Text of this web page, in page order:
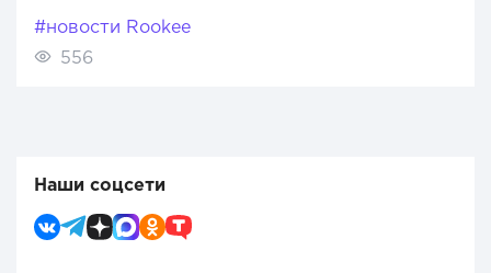
#новости Rookee
556
Наши соцсети